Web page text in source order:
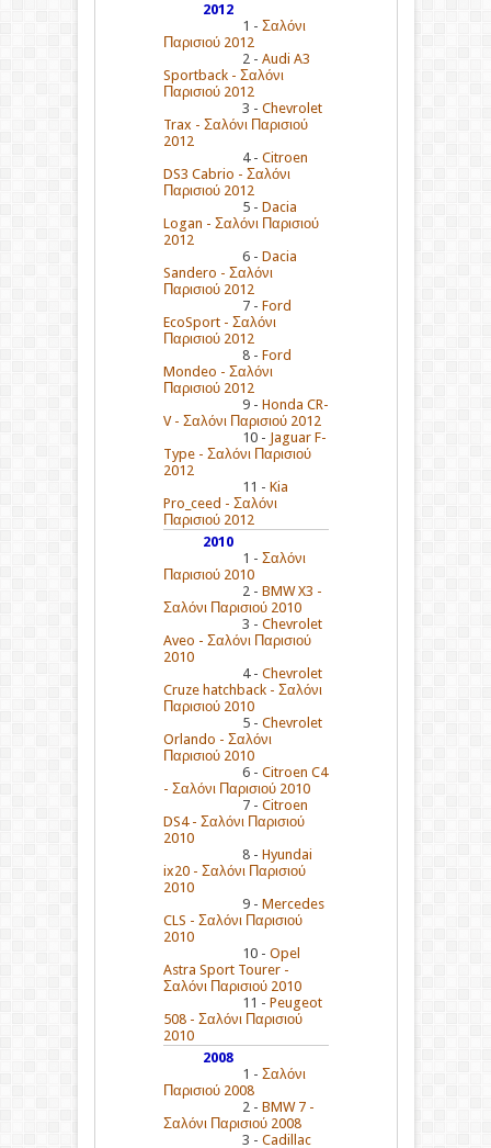
2012
1 - Σαλόνι
Παρισιού 2012
2 - Audi A3
Sportback - Σαλόνι
Παρισιού 2012
3 - Chevrolet
Trax - Σαλόνι Παρισιού
2012
4 - Citroen
DS3 Cabrio - Σαλόνι
Παρισιού 2012
5 - Dacia
Logan - Σαλόνι Παρισιού
2012
6 - Dacia
Sandero - Σαλόνι
Παρισιού 2012
7 - Ford
EcoSport - Σαλόνι
Παρισιού 2012
8 - Ford
Mondeo - Σαλόνι
Παρισιού 2012
9 - Honda CR-
V - Σαλόνι Παρισιού 2012
10 - Jaguar F-
Type - Σαλόνι Παρισιού
2012
11 - Kia
Pro_ceed - Σαλόνι
Παρισιού 2012
2010
1 - Σαλόνι
Παρισιού 2010
2 - BMW X3 -
Σαλόνι Παρισιού 2010
3 - Chevrolet
Aveo - Σαλόνι Παρισιού
2010
4 - Chevrolet
Cruze hatchback - Σαλόνι
Παρισιού 2010
5 - Chevrolet
Orlando - Σαλόνι
Παρισιού 2010
6 - Citroen C4
- Σαλόνι Παρισιού 2010
7 - Citroen
DS4 - Σαλόνι Παρισιού
2010
8 - Hyundai
ix20 - Σαλόνι Παρισιού
2010
9 - Mercedes
CLS - Σαλόνι Παρισιού
2010
10 - Opel
Astra Sport Tourer -
Σαλόνι Παρισιού 2010
11 - Peugeot
508 - Σαλόνι Παρισιού
2010
2008
1 - Σαλόνι
Παρισιού 2008
2 - BMW 7 -
Σαλόνι Παρισιού 2008
3 - Cadillac